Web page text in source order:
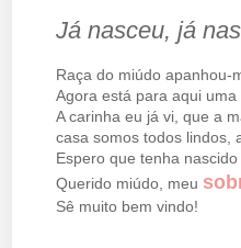
Já nasceu, já
Raça do miúdo apanhou-
Agora está para aqui
A carinha eu já vi, que a
casa somos todos lindos,
Espero que tenha
Querido miúdo, meu
Sê muito bem vindo!